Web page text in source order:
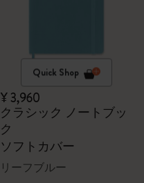
Quick Shop
¥ 3,960
クラシック ノートブッ
ク
ソフトカバー
リーフブルー